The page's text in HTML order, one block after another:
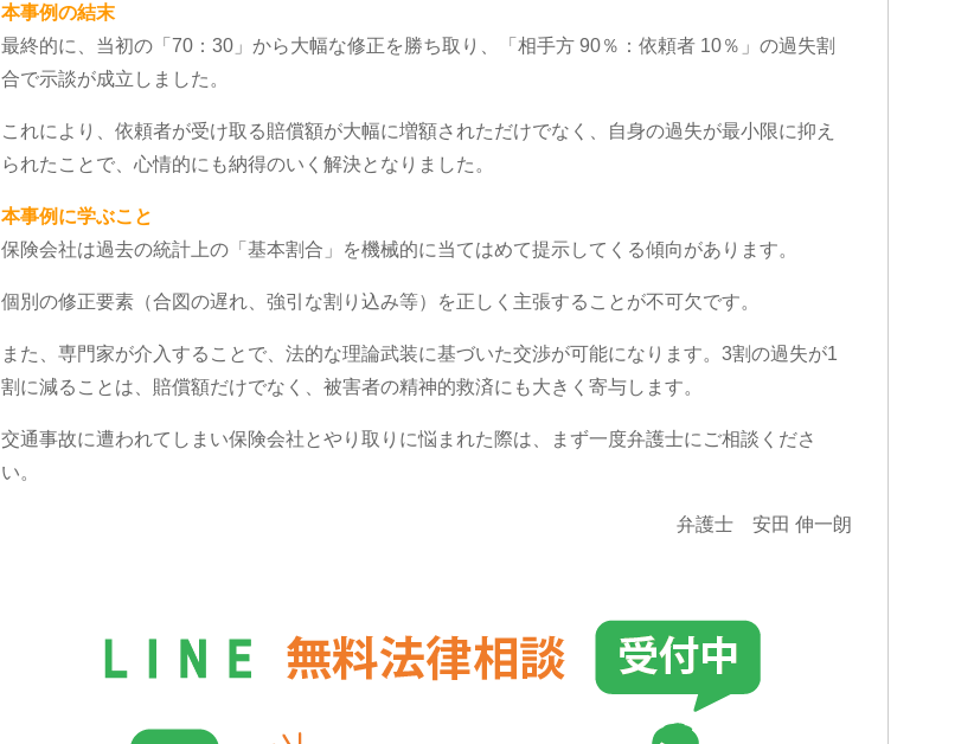
本事例の結末
最終的に、当初の「70：30」から大幅な修正を勝ち取り、「相手方 90％：依頼者 10％」の過失割
合で示談が成立しました。
これにより、依頼者が受け取る賠償額が大幅に増額されただけでなく、自身の過失が最小限に抑え
られたことで、心情的にも納得のいく解決となりました。
本事例に学ぶこと
保険会社は過去の統計上の「基本割合」を機械的に当てはめて提示してくる傾向があります。
個別の修正要素（合図の遅れ、強引な割り込み等）を正しく主張することが不可欠です。
また、専門家が介入することで、法的な理論武装に基づいた交渉が可能になります。3割の過失が1
割に減ることは、賠償額だけでなく、被害者の精神的救済にも大きく寄与します。
交通事故に遭われてしまい保険会社とやり取りに悩まれた際は、まず一度弁護士にご相談くださ
い。
弁護士 安田 伸一朗